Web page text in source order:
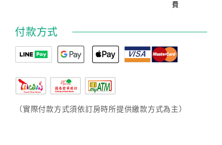
費
付款方式
（實際付款方式須依訂房時所提供繳款方式為主）